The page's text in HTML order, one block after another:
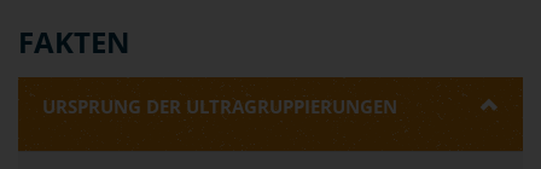
FAKTEN
URSPRUNG DER ULTRAGRUPPIERUNGEN